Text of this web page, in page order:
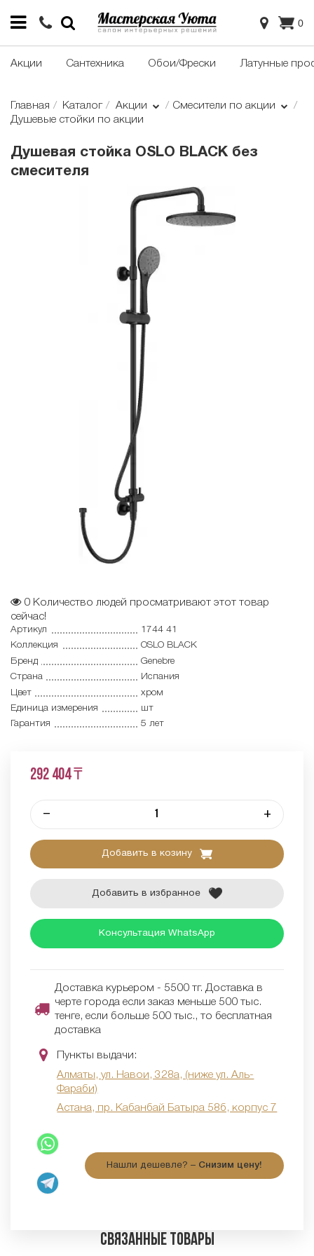
0
Акции Сантехника Обои/Фрески Латунные
Главная Каталог Акции
Смесители по акции
Душевые стойки по акции
Душевая стойка OSLO BLACK без
смесителя
0 Количество людей просматривают этот товар
сейчас!
Артикул
1744 41
Коллекция
OSLO BLACK
Бренд
Genebre
Страна
Испания
Цвет
хром
Единица измерения
шт
Гарантия
5 лет
292 404 ₸
– +
Добавить в козину
Добавить в избранное
Консультация WhatsApp
Доставка курьером - 5500 тг. Доставка в
черте города если заказ меньше 500 тыс.
тенге, если больше 500 тыс., то бесплатная
доставка
Пункты выдачи:
Алматы, ул. Навои, 328а, (ниже ул. Аль-
Фараби)
Астана, пр. Кабанбай Батыра 58б, корпус 7
Нашли дешевле? – Снизим цену!
Связанные товары